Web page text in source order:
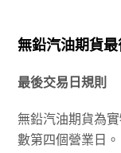
無鉛汽油期貨最
最後交易日規則
無鉛汽油期貨為
數第四個營業日。